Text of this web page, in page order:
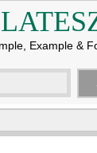
Example &